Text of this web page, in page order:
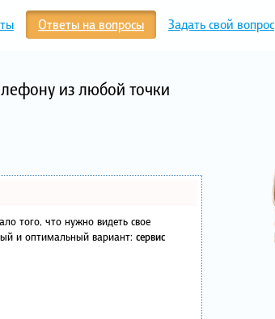
Ответы на вопросы Задать свой вопрос
из любой точки
того, что нужно видеть свое
и оптимальный вариант: сервис